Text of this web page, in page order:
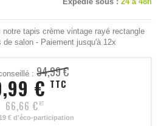
tapis crème vintage rayé rectangle
salon - Paiement jusqu'à 12x
: 94,99 €
€ TTC
66,66 € HT
€ d'éco-participation